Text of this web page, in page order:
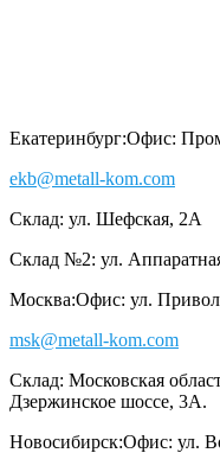
Екатеринбург:Офис:
ekb@metall-kom.com
Склад: ул. Шефская, 2А
Склад №2: ул.
Москва:Офис: ул.
msk@metall-kom.com
Склад: Московская
Дзержинское шоссе, 3А.
Новосибирск:Офис: ул.